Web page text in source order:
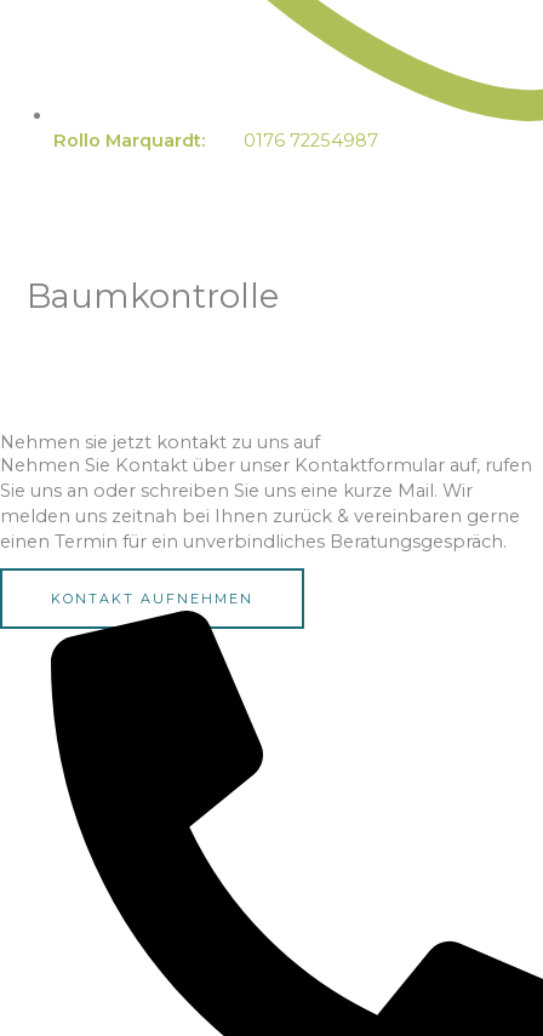
Rollo Marquardt: 0176 72254987
Baumkontrolle
Nehmen sie jetzt kontakt zu uns auf
Nehmen Sie Kontakt über unser Kontaktformular auf, rufen
Sie uns an oder schreiben Sie uns eine kurze Mail. Wir
melden uns zeitnah bei Ihnen zurück & vereinbaren gerne
einen Termin für ein unverbindliches Beratungsgespräch.
KONTAKT AUFNEHMEN